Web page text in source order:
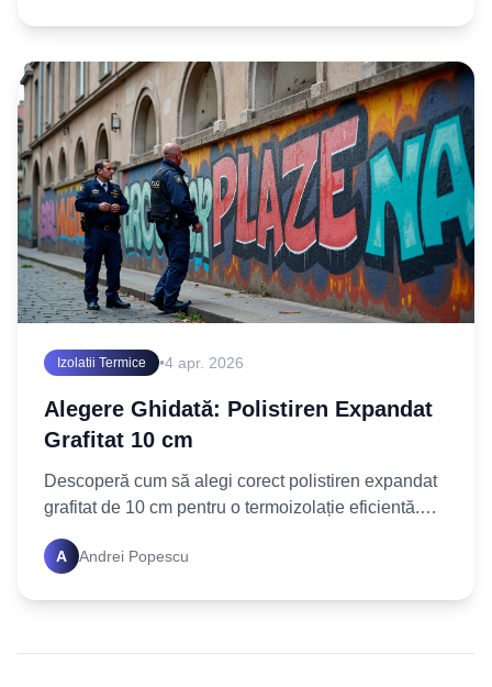
Izolatii Termice •4 apr. 2026
Alegere Ghidată: Polistiren Expandat
Grafitat 10 cm
Descoperă cum să alegi corect polistiren expandat
grafitat de 10 cm pentru o termoizolație eficientă.
A Andrei Popescu